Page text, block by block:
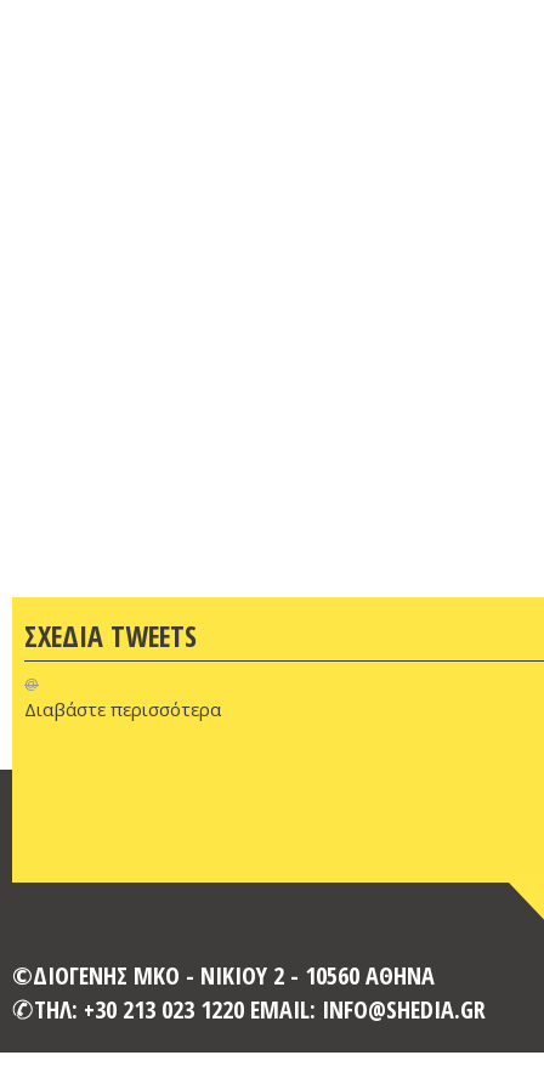
ΣΧΕΔΙΑ TWEETS
@
Διαβάστε περισσότερα
©ΔΙΟΓΕΝΗΣ ΜΚΟ - ΝΙΚΙΟΥ 2 - 10560 ΑΘΗΝΑ
ΤΗΛ: +30 213 023 1220 EMAIL: INFO@SHEDIA.GR